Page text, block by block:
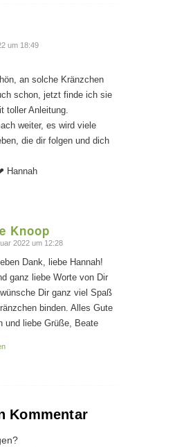
um 18:49
an solche Kränzchen
schon, jetzt finde ich sie
toller Anleitung.
weiter, es wird viele
die dir folgen und dich
Hannah
Knoop
2022 um 12:28
Dank, liebe Hannah!
ganz liebe Worte von Dir
Dir ganz viel Spaß
binden. Alles Gute
und liebe Grüße, Beate
Kommentar